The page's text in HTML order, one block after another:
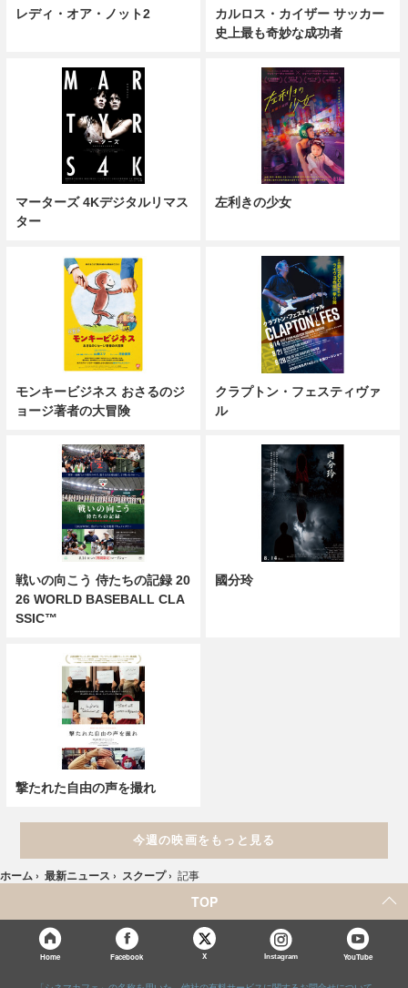
レディ・オア・ノット2
カルロス・カイザー サッカー
史上最も奇妙な成功者
マーターズ 4Kデジタルリマス
ター
左利きの少女
モンキービジネス おさるのジ
ョージ著者の大冒険
クラプトン・フェスティヴァ
ル
戦いの向こう 侍たちの記録 20
26 WORLD BASEBALL CLA
SSIC™
國分玲
撃たれた自由の声を撮れ
今週の映画をもっと見る
ホーム › 最新ニュース › スクープ › 記事
TOP
Home Facebook X Instagram YouTube